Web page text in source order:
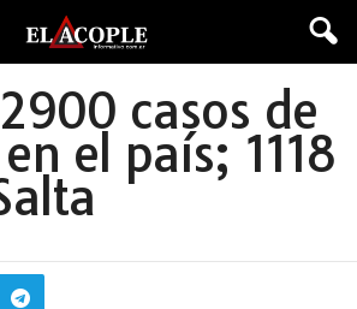
casos de
el país; 1118